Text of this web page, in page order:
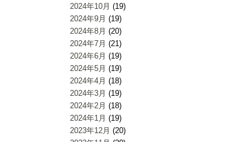
2024年10月 (19)
2024年9月 (19)
2024年8月 (20)
2024年7月 (21)
2024年6月 (19)
2024年5月 (19)
2024年4月 (18)
2024年3月 (19)
2024年2月 (18)
2024年1月 (19)
2023年12月 (20)